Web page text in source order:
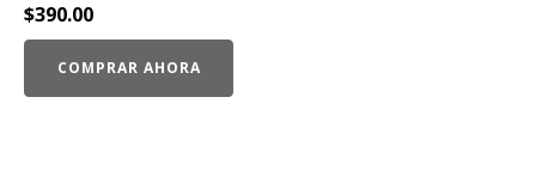
$390.00
COMPRAR AHORA